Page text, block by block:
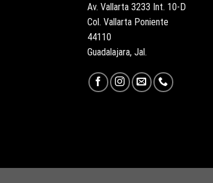
Av. Vallarta 3233 Int. 10-D
Col. Vallarta Poniente
44110
Guadalajara, Jal.